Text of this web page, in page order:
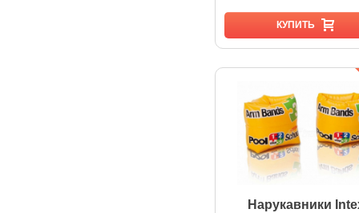
КУПИТЬ
Нарукавники